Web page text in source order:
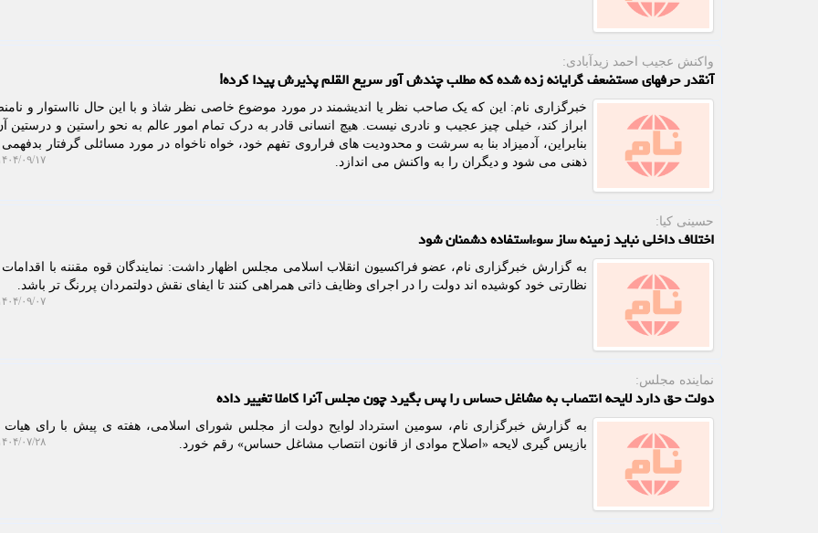
واكنش عجیب احمد زیدآبادی:
آنقدر حرفهای مستضعف گرایانه زده شده که مطلب چندش آور سریع القلم پذیرش پیدا کرده!
خبرگزاری نام: این که یک صاحب نظر یا اندیشمند در مورد موضوع خاصی نظر شاذ و با این حال نااستوار و
ابراز کند، خیلی چیز عجیب و نادری نیست. هیچ انسانی قادر به درک تمام امور عالم به نحو راستین و درستین
بنابراین، آدمیزاد بنا به سرشت و محدودیت های فراروی تفهم خود، خواه ناخواه در مورد مسائلی گرفتار
ذهنی می شود و دیگران را به واکنش می اندازد.
۱۴۰۴/۰۹/۱۷
حسینی کیا:
اختلاف داخلی نباید زمینه ساز سوءاستفاده دشمنان شود
به گزارش خبرگزاری نام، عضو فراکسیون انقلاب اسلامی مجلس اظهار داشت: نمایندگان قوه مقننه با اقدامات
نظارتی خود کوشیده اند دولت را در اجرای وظایف ذاتی همراهی کنند تا ایفای نقش دولتمردان پررنگ تر باشد.
۱۴۰۴/۰۹/۰۷
نماینده مجلس:
دولت حق دارد لایحه انتصاب به مشاغل حساس را پس بگیرد چون مجلس آنرا کاملا تغییر داده
به گزارش خبرگزاری نام، سومین استرداد لوایح دولت از مجلس شورای اسلامی، هفته ی پیش با رای هیات
بازپس گیری لایحه «اصلاح موادی از قانون انتصاب مشاغل حساس» رقم خورد.
۱۴۰۴/۰۷/۲۸